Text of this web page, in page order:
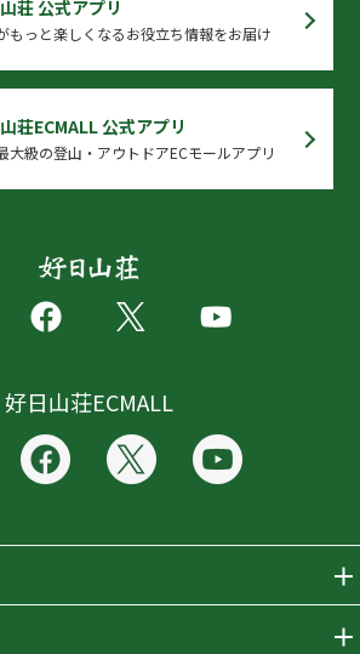
荘 公式アプリ
もっと楽しくなるお役立ち情報をお届け
荘ECMALL 公式アプリ
大級の登山・アウトドアECモールアプリ
好日山荘ECMALL
品をさがす